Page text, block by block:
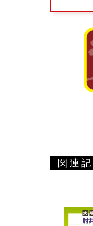
関連